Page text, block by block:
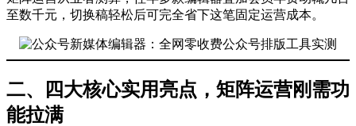
至数千元，切换稿轻松后可完全省下这笔固定运营成本。
二、四大核心实用亮点，矩阵运营刚需功
能拉满